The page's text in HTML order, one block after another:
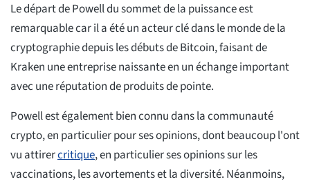
Le départ de Powell du sommet de la puissance est
remarquable car il a été un acteur clé dans le monde de la
cryptographie depuis les débuts de Bitcoin, faisant de
Kraken une entreprise naissante en un échange important
avec une réputation de produits de pointe.
Powell est également bien connu dans la communauté
crypto, en particulier pour ses opinions, dont beaucoup l'ont
vu attirercritique, en particulier ses opinions sur les
vaccinations, les avortements et la diversité. Néanmoins,